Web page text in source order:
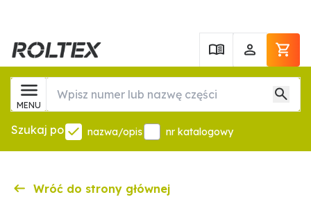
MENU
Szukaj po nazwa/opis nr katalogowy
Wróć do strony głównej